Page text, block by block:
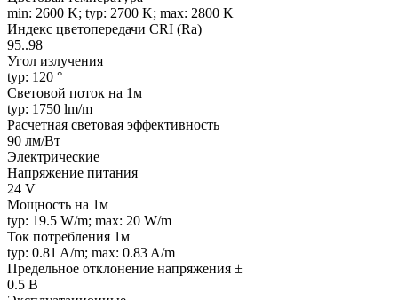
min: 2600 K; typ: 2700 K; max: 2800 K
Индекс цветопередачи CRI (Ra)
95..98
Угол излучения
typ: 120 °
Световой поток на 1м
typ: 1750 lm/m
Расчетная световая эффективность
90 лм/Вт
Электрические
Напряжение питания
24 V
Мощность на 1м
typ: 19.5 W/m; max: 20 W/m
Ток потребления 1м
typ: 0.81 A/m; max: 0.83 A/m
Предельное отклонение напряжения ±
0.5 В